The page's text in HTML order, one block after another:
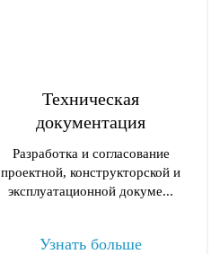
Техническая
документация
Разработка и согласование
проектной, конструкторской и
эксплуатационной докуме...
Узнать больше